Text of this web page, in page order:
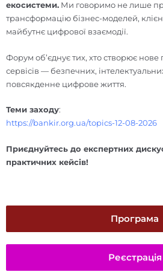
екосистеми. Ми говоримо не лише
трансформацію бізнес-моделей,
майбутнє цифрової взаємодії.
Форум об’єднує тих, хто створює
сервісів — безпечних,
повсякденне цифрове життя.
Теми заходу:
https://bankir.org.ua/topics-12-08-2026
Приєднуйтесь до експертних
практичних кейсів!
Програма
Реєстрація